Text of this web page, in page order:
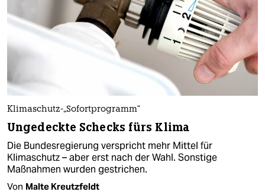
Klimaschutz-„Sofortprogramm“
Ungedeckte Schecks fürs Klima
Die Bundesregierung verspricht mehr Mittel für
Klimaschutz – aber erst nach der Wahl. Sonstige
Maßnahmen wurden gestrichen.
Von Malte Kreutzfeldt